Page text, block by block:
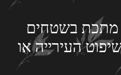
מתכת בשטחים
העירייה או